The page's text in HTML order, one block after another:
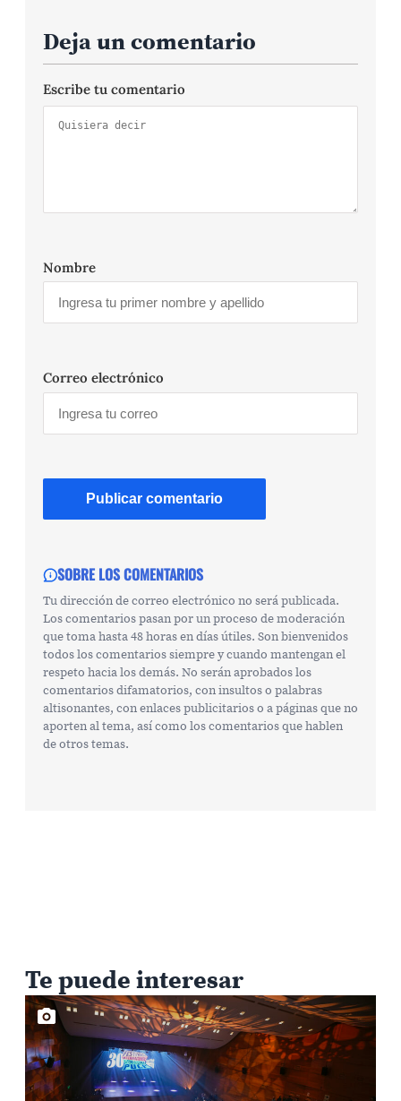
Deja un comentario
Escribe tu comentario
Nombre
Correo electrónico
SOBRE LOS COMENTARIOS
Tu dirección de correo electrónico no será publicada.
Los comentarios pasan por un proceso de moderación
que toma hasta 48 horas en días útiles. Son bienvenidos
todos los comentarios siempre y cuando mantengan el
respeto hacia los demás. No serán aprobados los
comentarios difamatorios, con insultos o palabras
altisonantes, con enlaces publicitarios o a páginas que no
aporten al tema, así como los comentarios que hablen
de otros temas.
Te puede interesar